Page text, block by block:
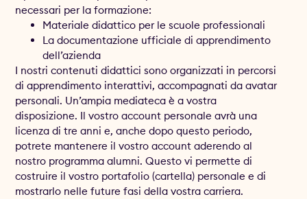
necessari per la formazione:
Materiale didattico per le scuole professionali
La documentazione ufficiale di apprendimento
dell’azienda
I nostri contenuti didattici sono organizzati in percorsi
di apprendimento interattivi, accompagnati da avatar
personali. Un’ampia mediateca è a vostra
disposizione. Il vostro account personale avrà una
licenza di tre anni e, anche dopo questo periodo,
potrete mantenere il vostro account aderendo al
nostro programma alumni. Questo vi permette di
costruire il vostro portafolio (cartella) personale e di
mostrarlo nelle future fasi della vostra carriera.